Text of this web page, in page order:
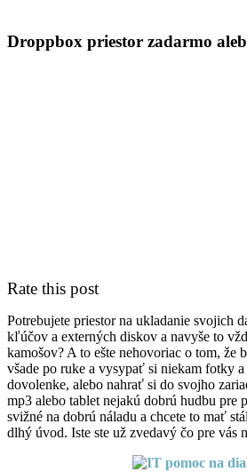
Droppbox priestor zadarmo
Rate this post
Potrebujete priestor na ukladanie svojich
kľúčov a externých diskov a navyše to
kamošov? A to ešte nehovoriac o tom, že
všade po ruke a vysypať si niekam fotky a
dovolenke, alebo nahrať si do svojho
mp3 alebo tablet nejakú dobrú hudbu pre
svižné na dobrú náladu a chcete to mať
dlhý úvod. Iste ste už zvedavý čo pre vás